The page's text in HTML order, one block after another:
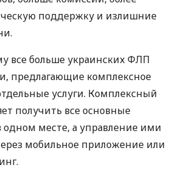
поддержку и излишние
все больше украинских ФЛП
предлагающие комплексное
услуги. Комплексный
получить все основные
месте, а управление ими
мобильное приложение или